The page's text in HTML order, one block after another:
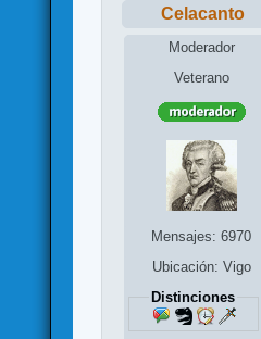
Celacanto
Moderador
Veterano
Mensajes: 6970
Ubicación: Vigo
Distinciones